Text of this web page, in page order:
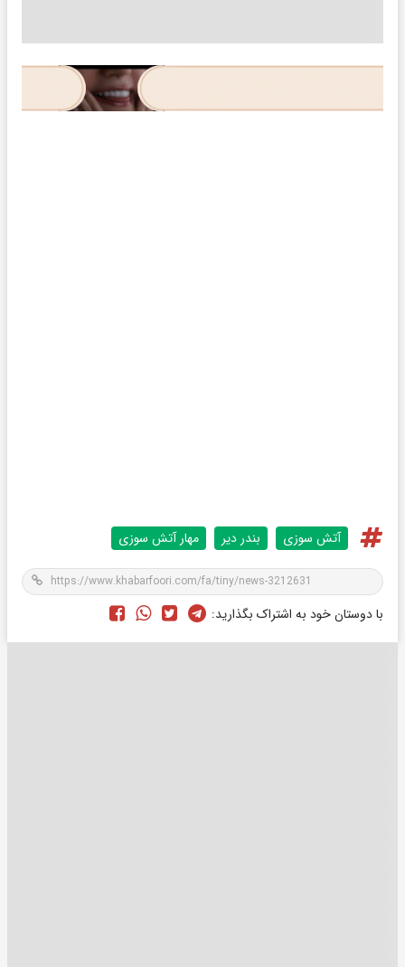
آتش سوزی بندر دیر مهار آتش سوزی
با دوستان خود به اشتراک بگذارید: